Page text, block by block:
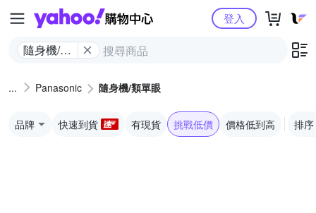
Yahoo購物中心
隨身機/類
登入
Panasonic 隨身機/類單眼
品牌 快速到貨 有現貨 挑戰低價 價格低到高 排序